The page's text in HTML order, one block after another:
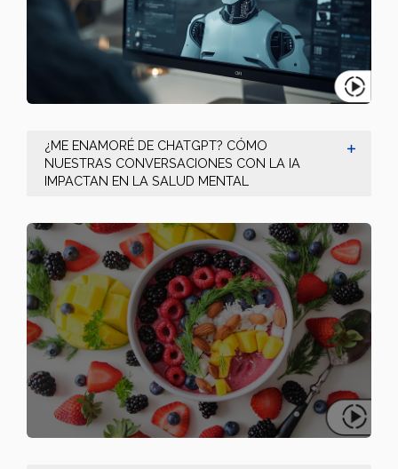
¿ME ENAMORÉ DE CHATGPT? CÓMO
NUESTRAS CONVERSACIONES CON LA IA
IMPACTAN EN LA SALUD MENTAL